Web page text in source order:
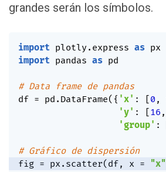
grandes serán los símbolos.
import plotly. express as
import pandas as pd
# Data frame de pandas
df = pd . DataFrame( { 'x' : [0 ,
'y' : [16 ,
'group' :
# Gráfico de dispersión
fig = px . scatter( df, x = "x"